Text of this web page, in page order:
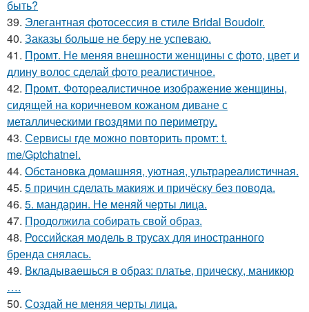
быть?
39. Элегантная фотосессия в стиле Bridal Boudoir.
40. Заказы больше не беру не успеваю.
41. Промт. Не меняя внешности женщины с фото, цвет и
длину волос сделай фото реалистичное.
42. Промт. Фотореалистичное изображение женщины,
сидящей на коричневом кожаном диване с
металлическими гвоздями по периметру.
43. Сервисы где можно повторить промт: t.
me/Gptchatnei.
44. Обстановка домашняя, уютная, ультрареалистичная.
45. 5 причин сделать макияж и причёску без повода.
46. 5. мандарин. Не меняй черты лица.
47. Продолжила собирать свой образ.
48. Российская модель в трусах для иностранного
бренда снялась.
49. Вкладываешься в образ: платье, прическу, маникюр
….
50. Создай не меняя черты лица.